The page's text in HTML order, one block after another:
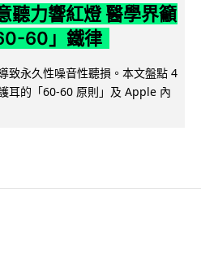
聽力響紅燈 醫學界籲
60」鐵律
致永久性噪音性聽損。本文盤點 4
耳的「60-60 原則」及 Apple 內